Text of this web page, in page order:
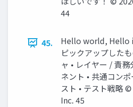
44
45.
Hello world, Hello
ピックアップした
ャ • レイヤー / 責
ネント • 共通コン
スト • テスト戦略
Inc. 45